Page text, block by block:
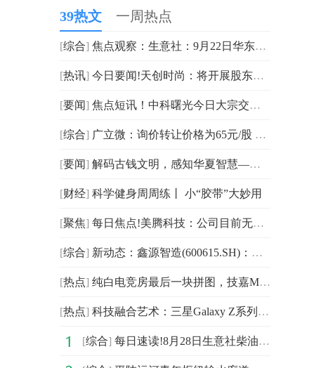
39热文 一周热点
[综合] 焦点观察：生意社：9月22日华东地区纯碱市场平稳运行
[热讯] 今日要闻!天创时尚：将开展股东回馈活动 发放3折折扣券
[要闻] 焦点短讯！中科曙光今日大宗交易折价成交133.24万股，成交额1.35亿元
[综合] 广立微：询价转让价格为65元/股 较收盘价折价28%-独家
[要闻] 解码古钱文明，感知华夏智慧—中国钱币博物馆研学线下活动圆满举办|热议
[财经] 科学健身周周练丨 小“胶带”大妙用
[聚焦] 每日焦点!美腾科技：公司目前无人形机器人相关业务
[综合] 新动态：鑫源智造(600615.SH)：拟在越南新设子公司建设农通机越南生产基地
[热点] 纯白电竞房最后一块拼图，技嘉M27UP ICE与M27Q2 QD ICE显示器来袭
[热点] 科技融合艺术：三星Galaxy Z系列以创新AI影像探索城市之美
[综合] 每日速读!8月28日生意社柴油基准价为6585.83元/吨